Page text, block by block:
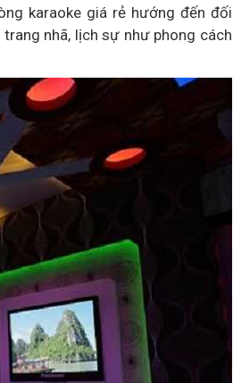
karaoke giá rẻ hướng đến đối
nhã, lịch sự như phong cách